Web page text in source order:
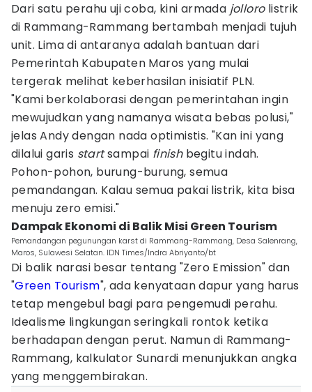
Dari satu perahu uji coba, kini armada jollorolistrik
di Rammang-Rammang bertambah menjadi tujuh
unit. Lima di antaranya adalah bantuan dari
Pemerintah Kabupaten Maros yang mulai
tergerak melihat keberhasilan inisiatif PLN.
"Kami berkolaborasi dengan pemerintahan ingin
mewujudkan yang namanya wisata bebas polusi,"
jelas Andy dengan nada optimistis. "Kan ini yang
dilalui garis startsampai finishbegitu indah.
Pohon-pohon, burung-burung, semua
pemandangan. Kalau semua pakai listrik, kita bisa
menuju zero emisi."
Dampak Ekonomi di Balik Misi Green Tourism
Pemandangan pegunungan karst di Rammang-Rammang, Desa Salenrang,
Maros, Sulawesi Selatan. IDN Times/Indra Abriyanto/bt
Di balik narasi besar tentang "Zero Emission" dan
"Green Tourism", ada kenyataan dapur yang harus
tetap mengebul bagi para pengemudi perahu.
Idealisme lingkungan seringkali rontok ketika
berhadapan dengan perut. Namun di Rammang-
Rammang, kalkulator Sunardi menunjukkan angka
yang menggembirakan.